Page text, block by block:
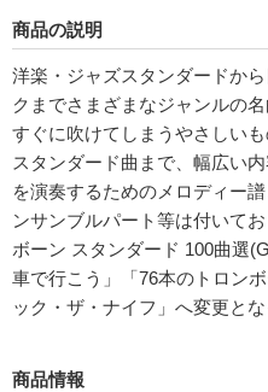
商品の説明
洋楽・ジャズスタンダードか
クまでさまざまなジャンルの
すぐに吹けてしまうやさしい
スタンダード曲まで、幅広い
を演奏するためのメロディー
ンサンブルパート等は付いて
ボーン スタンダード 100曲選
車で行こう」「76本のトロン
ック・ザ・ナイフ」へ変更とな
商品情報